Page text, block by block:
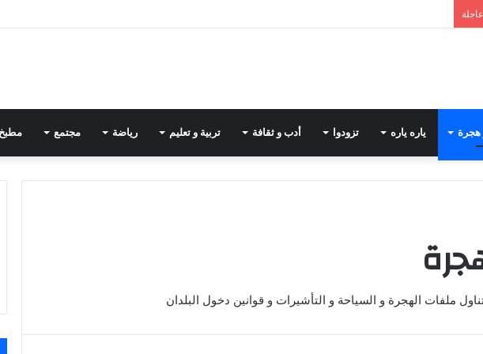
هجرة ياره ياره تزودوا أدب و ثقافة تربية و تعليم رياضة مجتمع مطبخ
ملفات الهجرة و السياحة و التأشيرات و قوانين دخول البلدان